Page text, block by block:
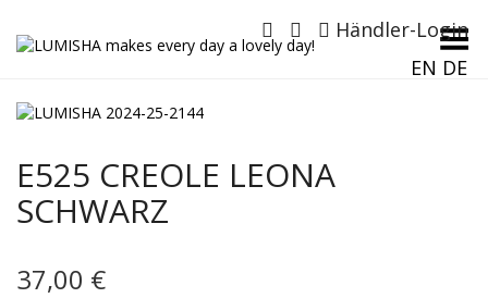
Händler-Login
EN DE
Menü umschalten
E525 CREOLE LEONA
SCHWARZ
37,00 €